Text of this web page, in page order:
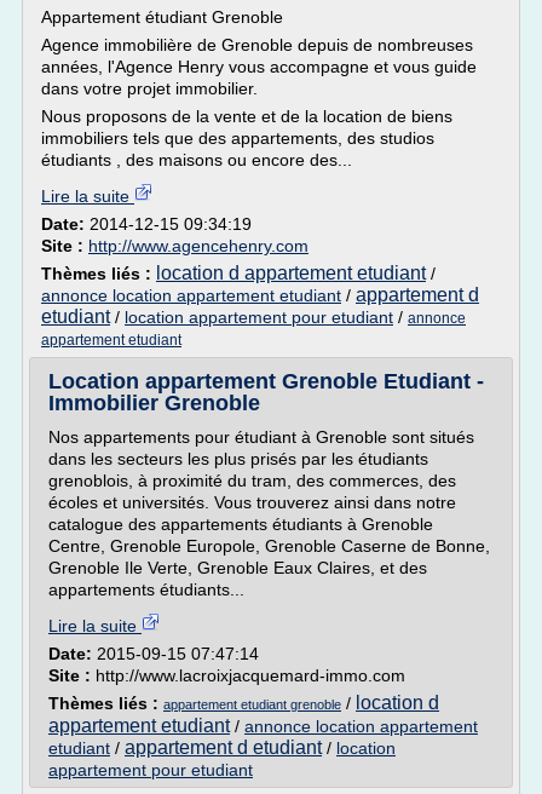
Appartement étudiant Grenoble
Agence immobilière de Grenoble depuis de nombreuses
années, l'Agence Henry vous accompagne et vous guide
dans votre projet immobilier.
Nous proposons de la vente et de la location de biens
immobiliers tels que des appartements, des studios
étudiants , des maisons ou encore des...
Lire la suite
Date: 2014-12-15 09:34:19
Site : http://www.agencehenry.com
Thèmes liés : location d appartement etudiant/
annonce location appartement etudiant / appartement d
etudiant/ location appartement pour etudiant / annonce
appartement etudiant
Location appartement Grenoble Etudiant -
Immobilier Grenoble
Nos appartements pour étudiant à Grenoble sont situés
dans les secteurs les plus prisés par les étudiants
grenoblois, à proximité du tram, des commerces, des
écoles et universités. Vous trouverez ainsi dans notre
catalogue des appartements étudiants à Grenoble
Centre, Grenoble Europole, Grenoble Caserne de Bonne,
Grenoble Ile Verte, Grenoble Eaux Claires, et des
appartements étudiants...
Lire la suite
Date: 2015-09-15 07:47:14
Site : http://www.lacroixjacquemard-immo.com
Thèmes liés : appartement etudiant grenoble / location d
appartement etudiant/ annonce location appartement
etudiant / appartement d etudiant/ location
appartement pour etudiant